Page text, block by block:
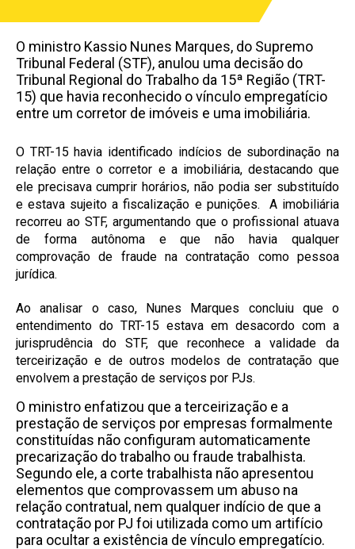
O ministro Kassio Nunes Marques, do Supremo
Tribunal Federal (STF), anulou uma decisão do
Tribunal Regional do Trabalho da 15ª Região (TRT-
15) que havia reconhecido o vínculo empregatício
entre um corretor de imóveis e uma imobiliária.
O TRT-15 havia identificado indícios de subordinação na
relação entre o corretor e a imobiliária, destacando que
ele precisava cumprir horários, não podia ser substituído
e estava sujeito a fiscalização e punições. A imobiliária
recorreu ao STF, argumentando que o profissional atuava
de forma autônoma e que não havia qualquer
comprovação de fraude na contratação como pessoa
jurídica.
Ao analisar o caso, Nunes Marques concluiu que o
entendimento do TRT-15 estava em desacordo com a
jurisprudência do STF, que reconhece a validade da
terceirização e de outros modelos de contratação que
envolvem a prestação de serviços por PJs.
O ministro enfatizou que a terceirização e a
prestação de serviços por empresas formalmente
constituídas não configuram automaticamente
precarização do trabalho ou fraude trabalhista.
Segundo ele, a corte trabalhista não apresentou
elementos que comprovassem um abuso na
relação contratual, nem qualquer indício de que a
contratação por PJ foi utilizada como um artifício
para ocultar a existência de vínculo empregatício.